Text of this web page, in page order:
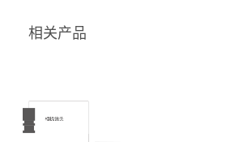
相关产品